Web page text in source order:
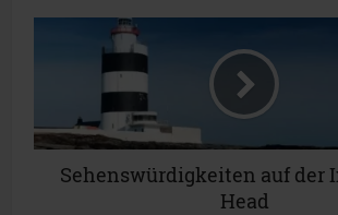
Sehenswürdigkeiten auf der
Head